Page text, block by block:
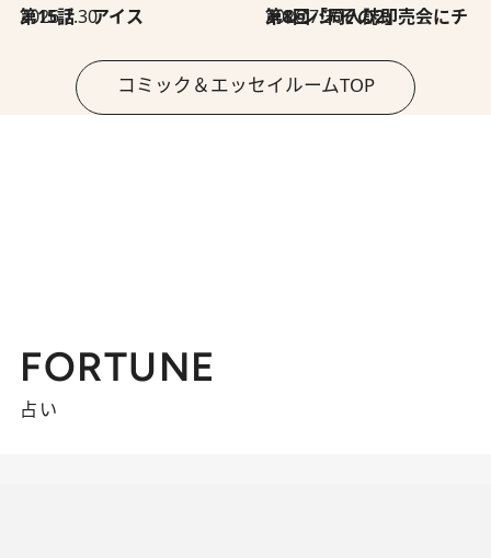
2026.7.30
第15話 アイス 2026.7.30
第8回「同人誌即売会にチャレンジ その2」
コミック＆エッセイルームTOP
FORTUNE
占い